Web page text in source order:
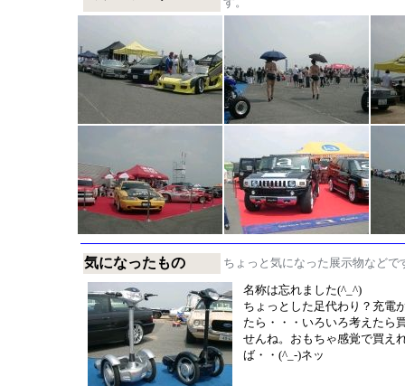
気になったもの
ちょっと気になった展示物などで
名称は忘れました(^_^)
ちょっとした足代わり？充電
たら・・・いろいろ考えたら
せんね。おもちゃ感覚で買え
ば・・(^_-)ネッ